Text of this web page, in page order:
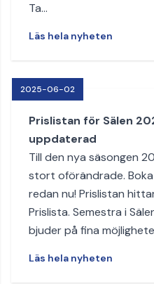
Ta…
Läs hela nyheten
2025-06-02
Prislistan för Sälen
uppdaterad
Till den nya säsongen
stort oförändrade.
redan nu! Prislistan
Prislista. Semestra i
bjuder på fina
Läs hela nyheten